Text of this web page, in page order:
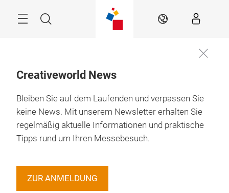
Suche DE
Creativeworld News
Bleiben Sie auf dem Laufenden und verpassen Sie
keine News. Mit unserem Newsletter erhalten Sie
regelmäßig aktuelle Informationen und praktische
Tipps rund um Ihren Messebesuch.
ZUR ANMELDUNG
29.1. – 1.2.2027
Frankfurt am Main